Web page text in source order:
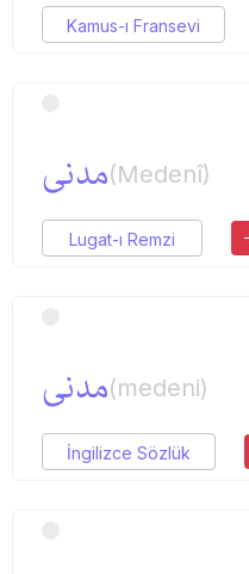
Kamus-ı Fransevi
مدنی(Medenî)
Lugat-ı Remzi
مدنی(medeni)
İngilizce Sözlük